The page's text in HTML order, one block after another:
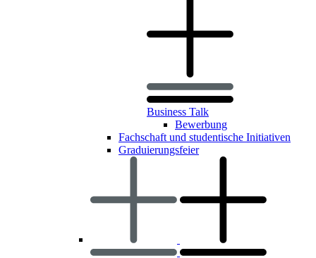
Business Talk
Bewerbung
Fachschaft und studentische Initiativen
Graduierungsfeier